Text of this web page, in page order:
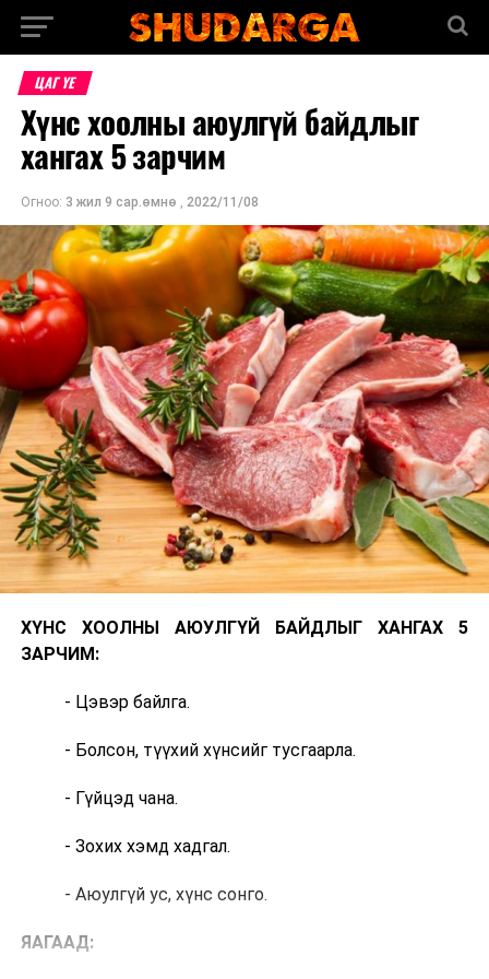
ЦАГ ҮЕ
Хүнс хоолны аюулгүй байдлыг
хангах 5 зарчим
Огноо: 3 жил 9 сар.өмнө , 2022/11/08
ХҮНС ХООЛНЫ АЮУЛГҮЙ БАЙДЛЫГ ХАНГАХ 5
ЗАРЧИМ:
- Цэвэр байлга.
- Болсон, түүхий хүнсийг тусгаарла.
- Гүйцэд чана.
- Зохих хэмд хадгал.
- Аюулгүй ус, хүнс сонго.
ЯАГААД: